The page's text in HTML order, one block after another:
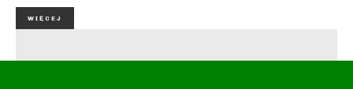
WIĘCEJ